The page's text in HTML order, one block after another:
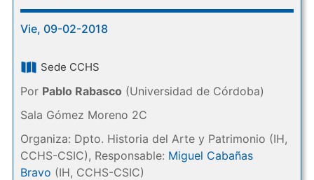
Vie, 09-02-2018
Sede CCHS
Por Pablo Rabasco (Universidad de Córdoba)
Sala Gómez Moreno 2C
Organiza: Dpto. Historia del Arte y Patrimonio (IH,
CCHS-CSIC), Responsable: Miguel Cabañas
Bravo (IH, CCHS-CSIC)